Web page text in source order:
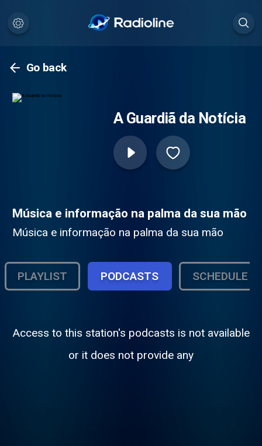
Go back
A Guardiã da Notícia
Música e informação na palma da sua mão
Música e informação na palma da sua mão
PLAYLIST PODCASTS SCHEDULE
Access to this station's podcasts is not available
or it does not provide any